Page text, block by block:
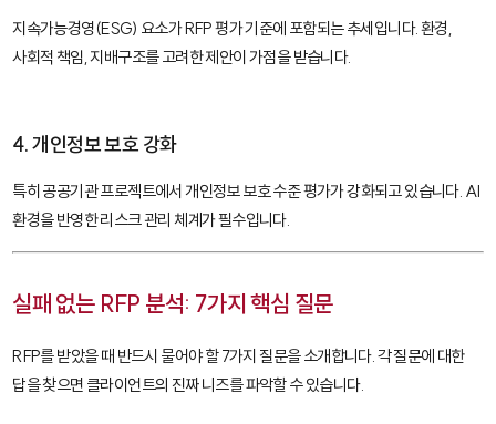
지속가능경영(ESG) 요소가 RFP 평가 기준에 포함되는 추세입니다. 환경,
사회적 책임, 지배구조를 고려한 제안이 가점을 받습니다.
4. 개인정보 보호 강화
특히 공공기관 프로젝트에서 개인정보 보호 수준 평가가 강화되고 있습니다. AI
환경을 반영한 리스크 관리 체계가 필수입니다.
실패 없는 RFP 분석: 7가지 핵심 질문
RFP를 받았을 때 반드시 물어야 할 7가지 질문을 소개합니다. 각 질문에 대한
답을 찾으면 클라이언트의 진짜 니즈를 파악할 수 있습니다.